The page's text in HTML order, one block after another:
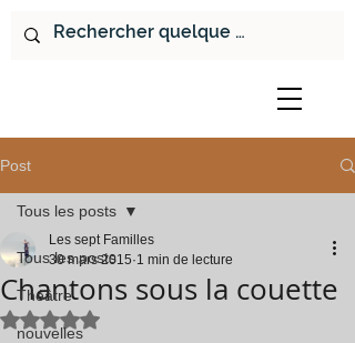
Post
Tous les posts
Théâtre
nouvelles
Tous les posts
Chantons sous la couette
Les sept Familles
30 mars 2015 1 min de lecture
Noté NaN étoiles sur 5.